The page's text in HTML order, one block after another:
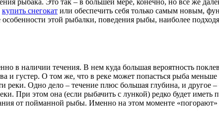
рыбака. Это так – в большей мере, конечно, но все же
купить снегокат или обеспечить себя только самым новым,
этой рыбалки, поведения рыбы, наиболее
в наличии течения. В нем куда большая вероятность
и густер. О том же, что в реке может попасться рыба
Одно дело – течение плюс большая глубина, и другое –
При этом она (если рыбачить с лункой) редко будет иметь
от пойманной рыбы. Именно на этом моменте